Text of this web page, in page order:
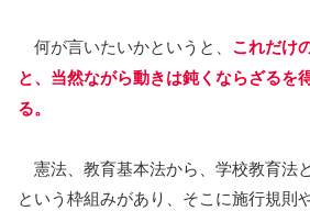
何が言いたいかというと、 これだけ
と、当然ながら動きは鈍くならざるを
る。
憲法、教育基本法から、学校教育法
という枠組みがあり、そこに施行規則